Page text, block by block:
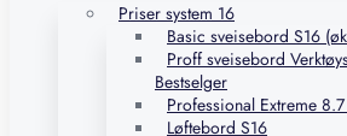
Priser system 16
Basic sveisebord S16
Proff sveisebord
Bestselger
Professional Extreme
Løftebord S16